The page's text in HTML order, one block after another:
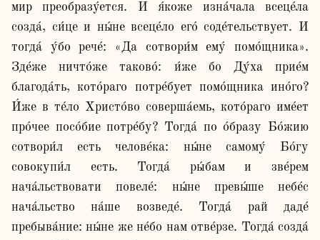
мир преобразу́ется. И я́коже изна́чала всеце́ла
созда́, си́це и ны́не всеце́ло его́ соде́тельствует. И
тогда́ у́бо рече́: «Да сотвори́м ему́ помо́щника».
Зде́же ничто́же таково́: и́же бо Ду́ха прие́м
благода́ть, кото́раго потре́бует помо́щника ино́го?
И́же в те́ло Христо́во соверша́емь, кото́раго име́ет
про́чее посо́бие потре́бу? Тогда́ по о́бразу Бо́жию
сотвори́л есть челове́ка: ны́не самому́ Бо́гу
совокупи́л есть. Тогда́ ры́бам и зве́рем
нача́льствовати повеле́: ны́не превы́ше небе́с
нача́льство на́ше возведе́. Тогда́ рай даде́
пребыва́ние: ны́не же не́бо нам отве́рзе. Тогда́ созда́